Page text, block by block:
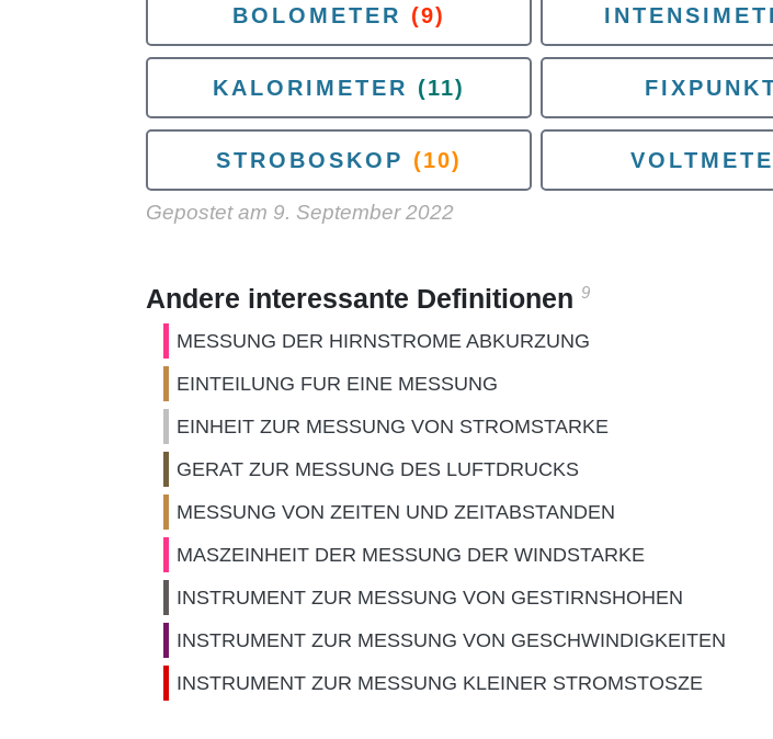
BOLOMETER (9)
KALORIMETER (11)
STROBOSKOP (10)
Gepostet am 9. September 2022
Andere interessante Definitionen 9
MESSUNG DER HIRNSTROME ABKURZUNG
EINTEILUNG FUR EINE MESSUNG
EINHEIT ZUR MESSUNG VON STROMSTARKE
GERAT ZUR MESSUNG DES LUFTDRUCKS
MESSUNG VON ZEITEN UND ZEITABSTANDEN
MASZEINHEIT DER MESSUNG DER WINDSTARKE
INSTRUMENT ZUR MESSUNG VON GESTIRNSHOHEN
INSTRUMENT ZUR MESSUNG VON GESCHWINDIGKEITEN
INSTRUMENT ZUR MESSUNG KLEINER STROMSTOSZE